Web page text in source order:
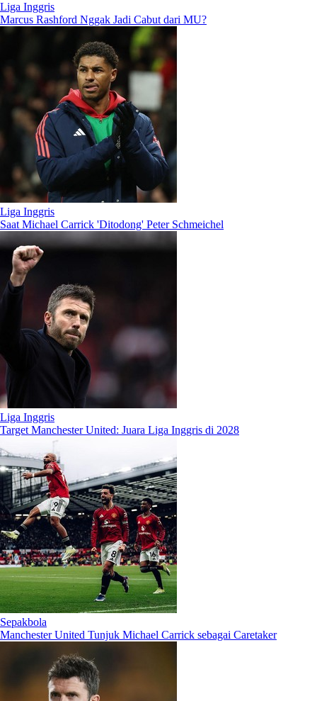
Liga Inggris
Marcus Rashford Nggak Jadi Cabut dari MU?
Liga Inggris
Saat Michael Carrick 'Ditodong' Peter Schmeichel
Liga Inggris
Target Manchester United: Juara Liga Inggris di 2028
Sepakbola
Manchester United Tunjuk Michael Carrick sebagai Caretaker